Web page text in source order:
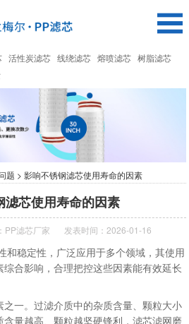
活性炭滤芯 线绕滤芯 熔喷滤芯 树脂滤芯
题 > 影响不锈钢滤芯使用寿命的因素
滤芯使用寿命的因素
PP滤芯厂家 发表时间：2026-01-16
和稳定性，广泛应用于多个领域，其使用
合影响，合理把控这些因素能有效延长
一。过滤介质中的杂质含量、颗粒大小
量越高、颗粒越坚硬锋利，滤芯滤网磨